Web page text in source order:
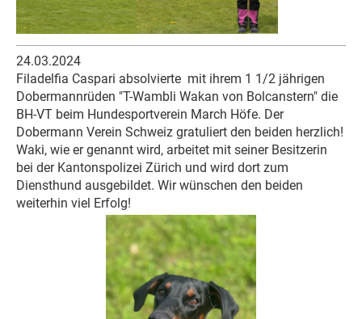
24.03.2024
Filadelfia Caspari absolvierte mit ihrem 1 1/2 jährigen
Dobermannrüden "T-Wambli Wakan von Bolcanstern" die
BH-VT beim Hundesportverein March Höfe. Der
Dobermann Verein Schweiz gratuliert den beiden herzlich!
Waki, wie er genannt wird, arbeitet mit seiner Besitzerin
bei der Kantonspolizei Zürich und wird dort zum
Diensthund ausgebildet. Wir wünschen den beiden
weiterhin viel Erfolg!